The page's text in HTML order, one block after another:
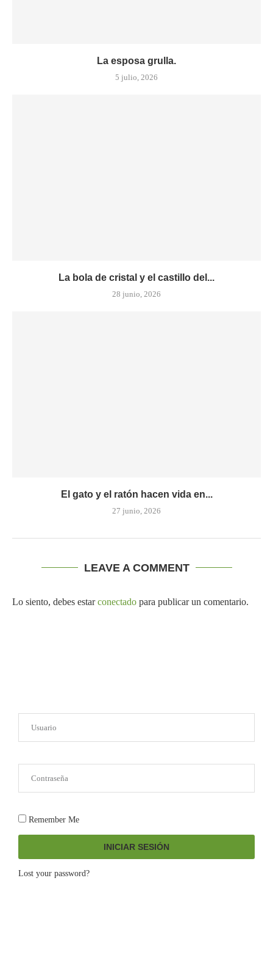
La esposa grulla.
5 julio, 2026
La bola de cristal y el castillo del...
28 junio, 2026
El gato y el ratón hacen vida en...
27 junio, 2026
LEAVE A COMMENT
Lo siento, debes estarconectado para publicar un comentario.
Remember Me
INICIAR SESIÓN
Lost your password?